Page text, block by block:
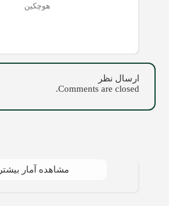
هوچکین
ارسال نظر
Comments are closed.
مشاهده آمار بیشتر